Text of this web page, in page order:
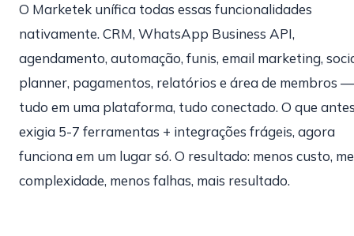
O Marketek unífica todas essas funcionalidades
nativamente. CRM, WhatsApp Business API,
agendamento, automação, funis, email marketing,
planner, pagamentos, relatórios e área de membros —
tudo em uma plataforma, tudo conectado. O que
exigia 5-7 ferramentas + integrações frágeis, agora
funciona em um lugar só. O resultado: menos custo,
complexidade, menos falhas, mais resultado.